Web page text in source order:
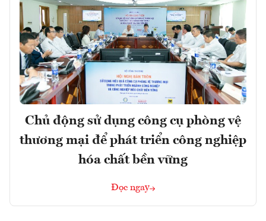
Chủ động sử dụng công cụ phòng vệ
thương mại để phát triển công nghiệp
hóa chất bền vững
Đọc ngay